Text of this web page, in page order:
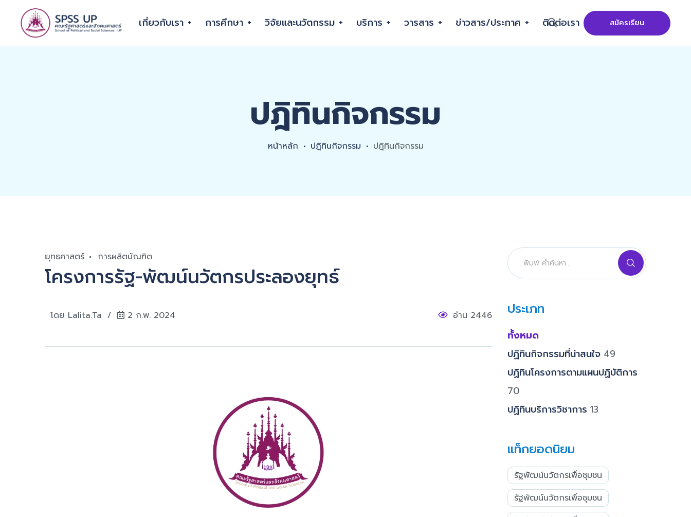
เกี่ยวกับเรา การศึกษา วิจัยและนวัตกรรม บริการ วารสาร ข่าวสาร/ประกาศ ติดต่อเรา สมัครเรียน
ปฎิทินกิจกรรม
หน้าหลัก ปฎิทินกิจกรรม ปฎิทินกิจกรรม
ยุทธศาสตร์ การผลิตบัณฑิต
โครงการรัฐ-พัฒน์นวัตกรประลองยุทธ์
โดย Lalita.ta 2 ก.พ. 2024 อ่าน 2446 ประเภท
ทั้งหมด
ปฏิทินกิจกรรมที่น่าสนใจ 49
ปฏิทินโครงการตามแผนปฏิบัติการ
70
ปฏิทินบริการวิชาการ 13
แท็กยอดนิยม
รัฐพัฒน์นวัตกรเพื่อชุมชน
รัฐพัฒน์นวัตกรเพื่อชุมชน